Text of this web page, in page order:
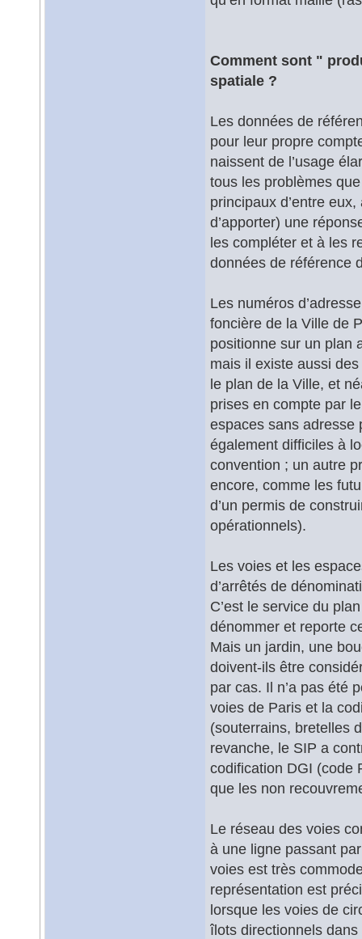
Comment sont "
spatiale ?
Les données de
pour leur propre
naissent de l’usage
tous les problèmes
principaux d’entre
d’apporter) une
les compléter et à les
données de référence
Les numéros
foncière de la Ville de
positionne sur un plan
mais il existe aussi
le plan de la Ville, et
prises en compte par
espaces sans
également difficiles à
convention ; un autre
encore, comme les
d’un permis de
opérationnels).
Les voies et les
d’arrêtés de
C’est le service du
dénommer et reporte
Mais un jardin, une
doivent-ils être
par cas. Il n’a pas été
voies de Paris et la
(souterrains, bretelles
revanche, le SIP a
codification DGI (code
que les non
Le réseau des voies
à une ligne passant
voies est très
représentation est
lorsque les voies de
îlots directionnels